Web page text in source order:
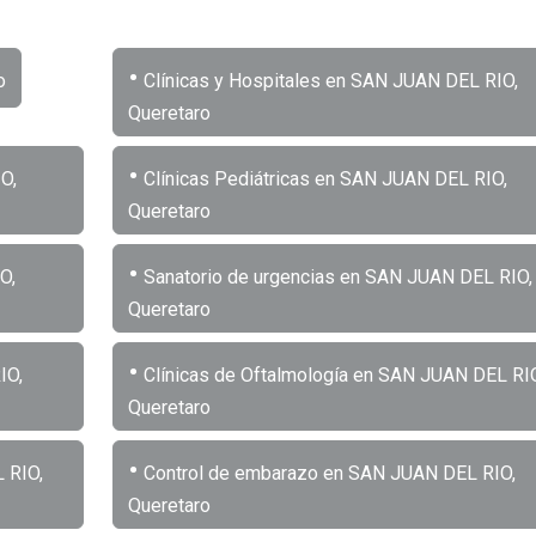
• Clínicas y Hospitales en SAN JUAN DEL RIO,
Queretaro
• Clínicas Pediátricas en SAN JUAN DEL RIO,
Queretaro
• Sanatorio de urgencias en SAN JUAN DEL RIO,
Queretaro
• Clínicas de Oftalmología en SAN JUAN DEL
Queretaro
RIO, • Control de embarazo en SAN JUAN DEL RIO,
Queretaro